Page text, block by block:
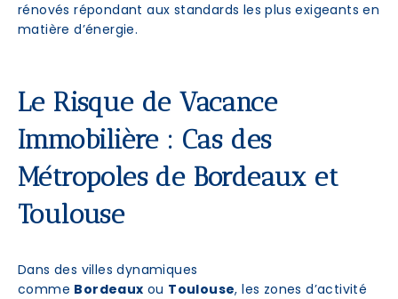
rénovés répondant aux standards les plus exigeants en
matière d’énergie.
Le Risque de Vacance
Immobilière : Cas des
Métropoles de Bordeaux et
Toulouse
Dans des villes dynamiques
comme Bordeaux ou Toulouse, les zones d’activité